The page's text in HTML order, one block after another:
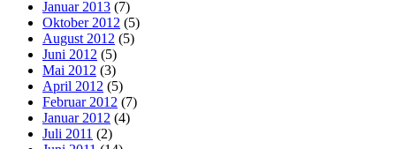
Januar 2013 (7)
Oktober 2012 (5)
August 2012 (5)
Juni 2012 (5)
Mai 2012 (3)
April 2012 (5)
Februar 2012 (7)
Januar 2012 (4)
Juli 2011 (2)